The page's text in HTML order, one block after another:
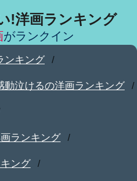
!洋画ランキング
がランクイン
ンキング /
動泣けるの洋画ランキング /
ランキング /
ング /